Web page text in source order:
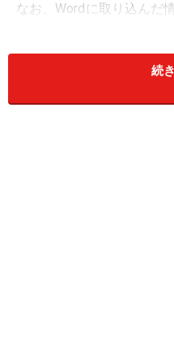
なお、Wordに取り込んだ
物ですから、作者の了承
り、ましてや自分の文章
いけません。基本的には
続